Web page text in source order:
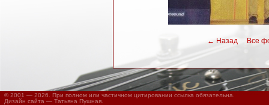
← Назад Все
© 2001 — 2026. При полном или частичном цитировании ссылка обязательна.
Дизайн сайта — Татьяна Пушная